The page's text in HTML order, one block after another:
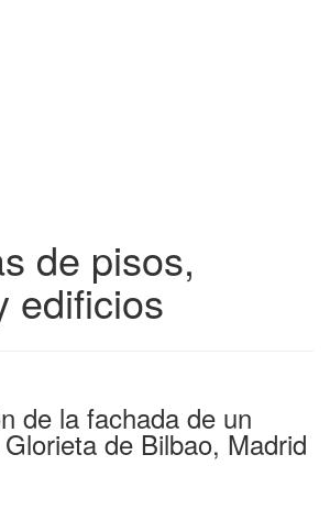
de pisos,
edificios
de la fachada de un
de Bilbao, Madrid